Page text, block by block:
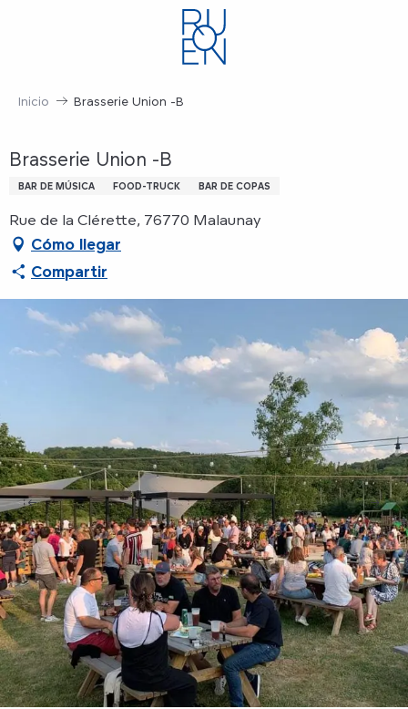
Inicio Brasserie Union -B
Brasserie Union -B
BAR DE MÚSICA FOOD-TRUCK BAR DE COPAS
Rue de la Clérette, 76770 Malaunay
Cómo llegar
Compartir